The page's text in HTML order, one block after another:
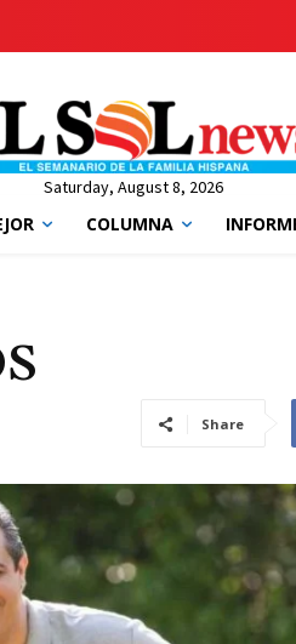
Saturday, August 8, 2026
COLUMNA
Share